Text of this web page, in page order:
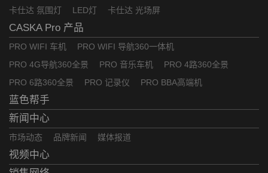
卡仕达 氛围灯
LED灯 卡仕达 光场屏
CASKA Pro 产品
PRO WIFI 车机
PRO WIFI 导航360一体机
PRO 4G导航360全景
PRO 音乐车机
PRO 4路360全景
PRO 6路360全景
PRO 记录仪 PRO BBA高端机
蓝色帮手
新闻中心
市场动态 品牌新闻 媒体报道
视频中心